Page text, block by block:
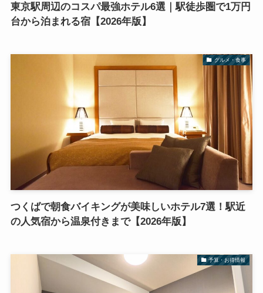
東京駅周辺のコスパ最強ホテル6選｜駅徒歩圏で1万円
台から泊まれる宿【2026年版】
グルメ・食事
つくばで朝食バイキングが美味しいホテル7選！駅近
の人気宿から温泉付きまで【2026年版】
予算・お得情報